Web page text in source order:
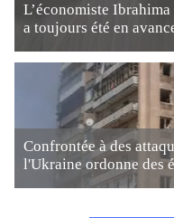
L’économiste
a toujours été en
Confrontée à des
l'Ukraine ordonne des